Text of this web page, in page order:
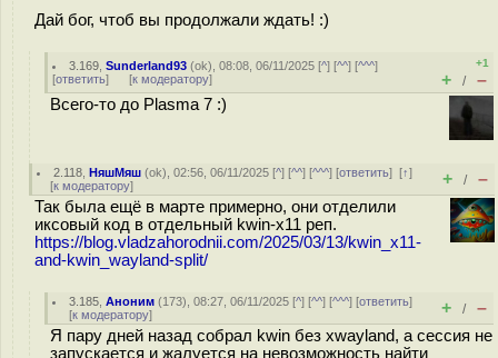
Дай бог, чтоб вы продолжали ждать! :)
3.169 ,Sunderland93 (ok), 08:08, 06/11/2025 [^] [^^] [^^^]
[ответить] [к модератору]
+1
+ / –
Всего-то до Plasma 7 :)
2.118 ,НяшМяш (ok), 02:56, 06/11/2025 [^] [^^] [^^^] [ответить][↑]
[к модератору] + / –
Так была ещё в марте примерно, они отделили
иксовый код в отдельный kwin-x11 реп.
https://blog.vladzahorodnii.com/2025/03/13/kwin_x11-
and-kwin_wayland-split/
3.185 ,Аноним (173), 08:27, 06/11/2025 [^] [^^] [^^^] [ответить]
[к модератору] + / –
Я пару дней назад собрал kwin без xwayland, а сессия не
запускается и жалуется на невозможность найти